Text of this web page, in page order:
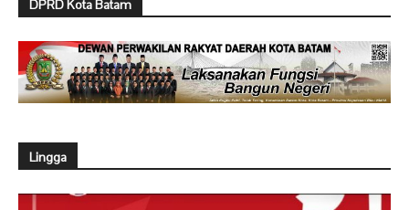
DPRD Kota Batam
Lingga